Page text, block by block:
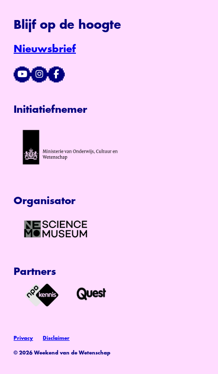
Blijf op de hoogte
Nieuwsbrief
Initiatiefnemer
Organisator
Partners
© 2026 Weekend van de Wetenschap
Privacy Disclaimer